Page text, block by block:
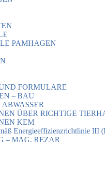
PAMHAGEN
FORMULARE
– BAU
ÜBER RICHTIGE
KEM
Energieeffizienzrichtlinie III
– MAG. REZAR